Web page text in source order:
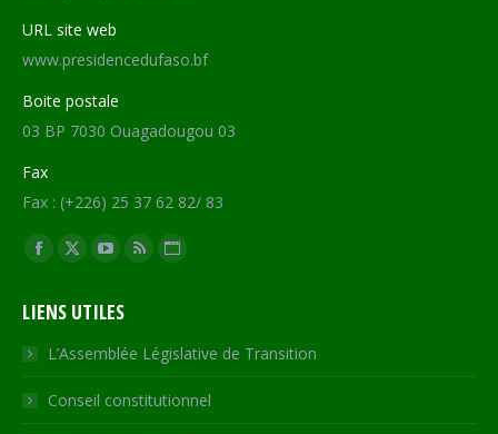
URL site web
www.presidencedufaso.bf
Boite postale
03 BP 7030 Ouagadougou 03
Fax
Fax : (+226) 25 37 62 82/ 83
Trouvez nous sur :
Facebook
opens
in
new
window
X
opens
in
new
window
YouTube
opens
in
new
window
RSS
in
new
window
Site
opens
in
new
LIENS UTILES
L’Assemblée Législative de Transition
Conseil constitutionnel